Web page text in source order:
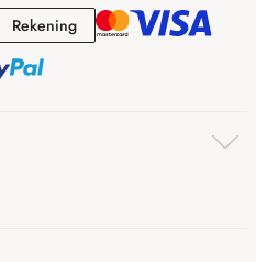
RekeningRekening